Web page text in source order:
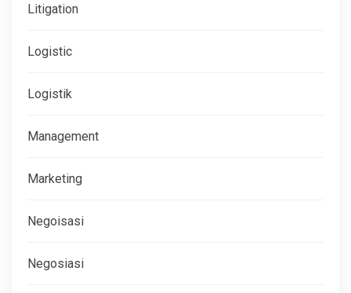
Litigation
Logistic
Logistik
Management
Marketing
Negoisasi
Negosiasi